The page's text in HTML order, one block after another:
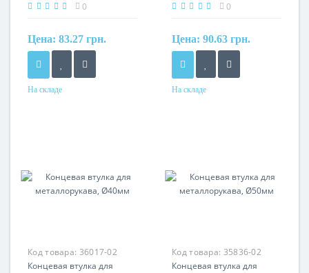
0
Цена: 83.27 грн.
На складе
0
Цена: 90.63 грн.
На складе
Код товара: 36017-02
Концевая втулка для
Код товара: 35836-02
Концевая втулка для